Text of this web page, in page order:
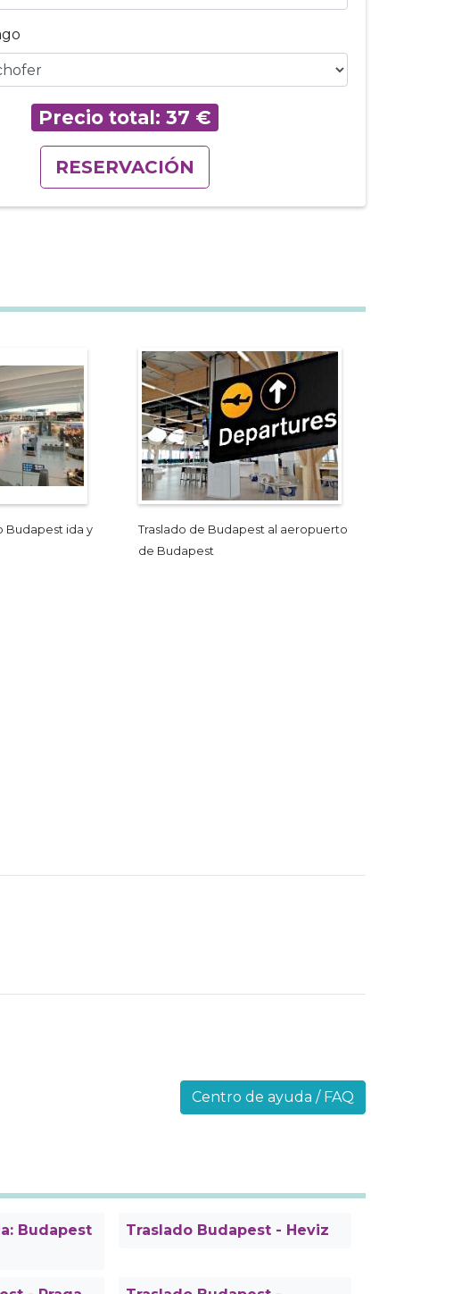
Precio total: 37 €
RESERVACIÓN
Budapest ida y
Traslado de Budapest al aeropuerto
de Budapest
Centro de ayuda / FAQ
Budapest
Traslado Budapest - Heviz